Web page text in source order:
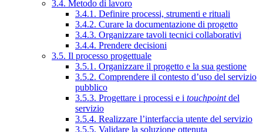
3.4. Metodo di lavoro
3.4.1. Definire processi, strumenti e rituali
3.4.2. Curare la documentazione di progetto
3.4.3. Organizzare tavoli tecnici collaborativi
3.4.4. Prendere decisioni
3.5. Il processo progettuale
3.5.1. Organizzare il progetto e la sua gestione
3.5.2. Comprendere il contesto d’uso del servizio
pubblico
3.5.3. Progettare i processi e i touchpointdel
servizio
3.5.4. Realizzare l’interfaccia utente del servizio
3.5.5. Validare la soluzione ottenuta